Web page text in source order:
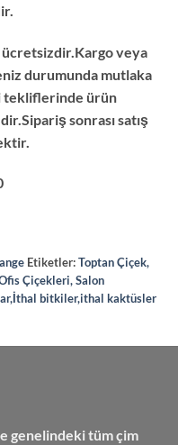
ücretsizdir.Kargo veya
durumunda mutlaka
tekliflerinde ürün
sonrası satış
Etiketler:Toptan Çiçek,
Çiçekleri, Salon
bitkiler,ithal kaktüsler
genelindeki tüm çim